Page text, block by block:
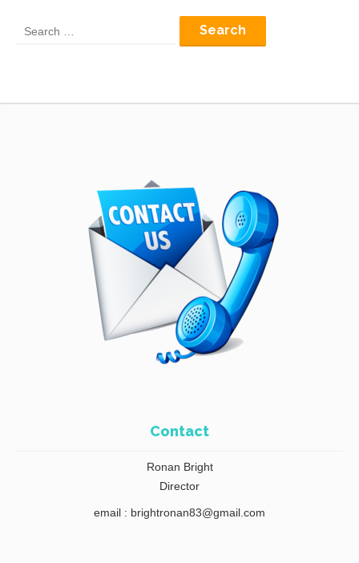
Search
Contact
Ronan Bright
Director
email : brightronan83@gmail.com